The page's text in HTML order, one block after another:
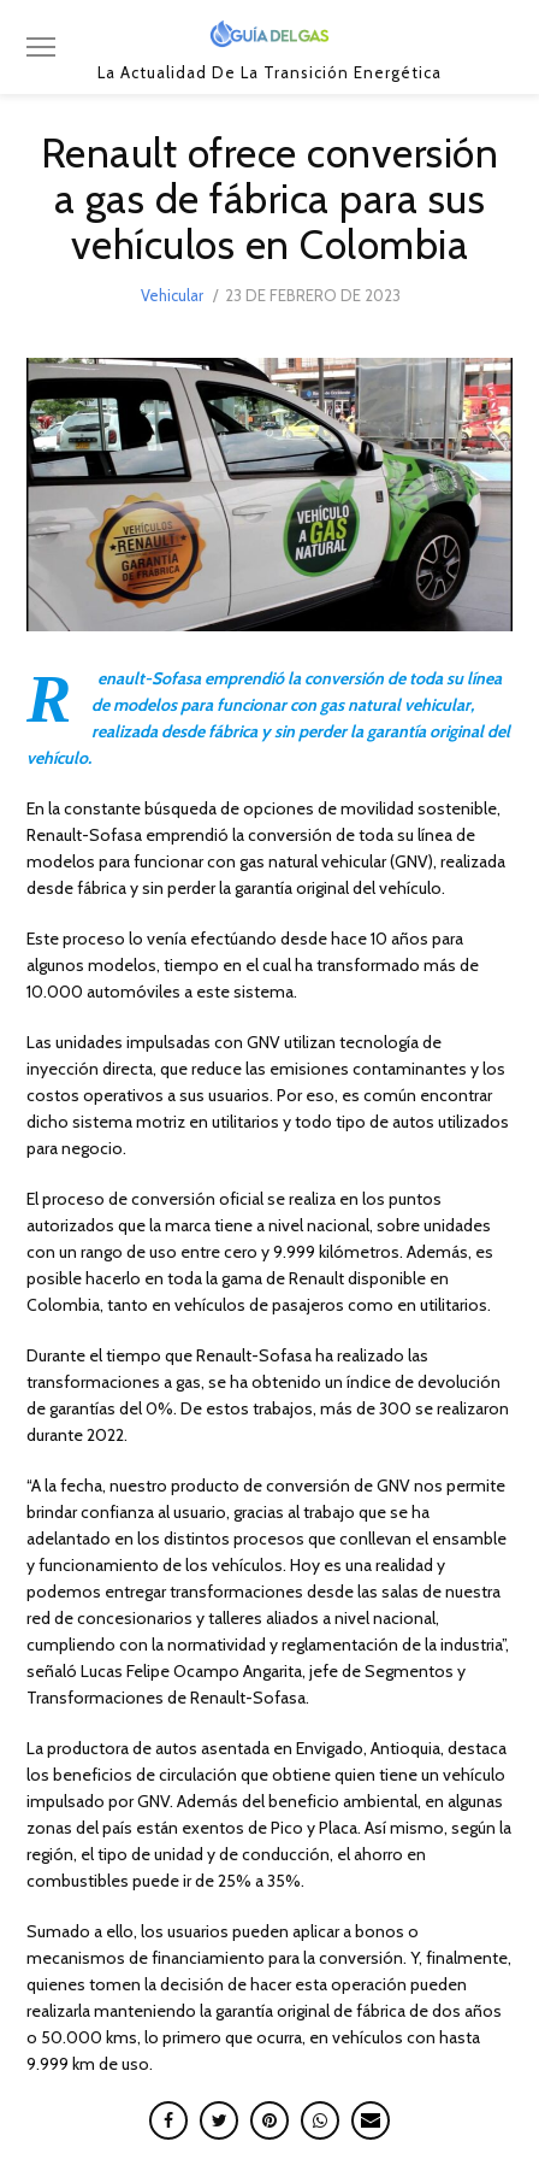
La Actualidad De La Transición Energética
Renault ofrece conversión
a gas de fábrica para sus
vehículos en Colombia
Vehicular
POSTED
23 DE FEBRERO DE 2023
DE
2023
R
enault-Sofasa emprendió la conversión de toda su línea
de modelos para funcionar con gas natural vehicular,
realizada desde fábrica y sin perder la garantía original del
vehículo.
En la constante búsqueda de opciones de movilidad sostenible,
Renault-Sofasa emprendió la conversión de toda su línea de
modelos para funcionar con gas natural vehicular (GNV), realizada
desde fábrica y sin perder la garantía original del vehículo.
Este proceso lo venía efectúando desde hace 10 años para
algunos modelos, tiempo en el cual ha transformado más de
10.000 automóviles a este sistema.
Las unidades impulsadas con GNV utilizan tecnología de
inyección directa, que reduce las emisiones contaminantes y los
costos operativos a sus usuarios. Por eso, es común encontrar
dicho sistema motriz en utilitarios y todo tipo de autos utilizados
para negocio.
El proceso de conversión oficial se realiza en los puntos
autorizados que la marca tiene a nivel nacional, sobre unidades
con un rango de uso entre cero y 9.999 kilómetros. Además, es
posible hacerlo en toda la gama de Renault disponible en
Colombia, tanto en vehículos de pasajeros como en utilitarios.
Durante el tiempo que Renault-Sofasa ha realizado las
transformaciones a gas, se ha obtenido un índice de devolución
de garantías del 0%. De estos trabajos, más de 300 se realizaron
durante 2022.
“A la fecha, nuestro producto de conversión de GNV nos permite
brindar confianza al usuario, gracias al trabajo que se ha
adelantado en los distintos procesos que conllevan el ensamble
y funcionamiento de los vehículos. Hoy es una realidad y
podemos entregar transformaciones desde las salas de nuestra
red de concesionarios y talleres aliados a nivel nacional,
cumpliendo con la normatividad y reglamentación de la industria”,
señaló Lucas Felipe Ocampo Angarita, jefe de Segmentos y
Transformaciones de Renault-Sofasa.
La productora de autos asentada en Envigado, Antioquia, destaca
los beneficios de circulación que obtiene quien tiene un vehículo
impulsado por GNV. Además del beneficio ambiental, en algunas
zonas del país están exentos de Pico y Placa. Así mismo, según la
región, el tipo de unidad y de conducción, el ahorro en
combustibles puede ir de 25% a 35%.
Sumado a ello, los usuarios pueden aplicar a bonos o
mecanismos de financiamiento para la conversión. Y, finalmente,
quienes tomen la decisión de hacer esta operación pueden
realizarla manteniendo la garantía original de fábrica de dos años
o 50.000 kms, lo primero que ocurra, en vehículos con hasta
9.999 km de uso.